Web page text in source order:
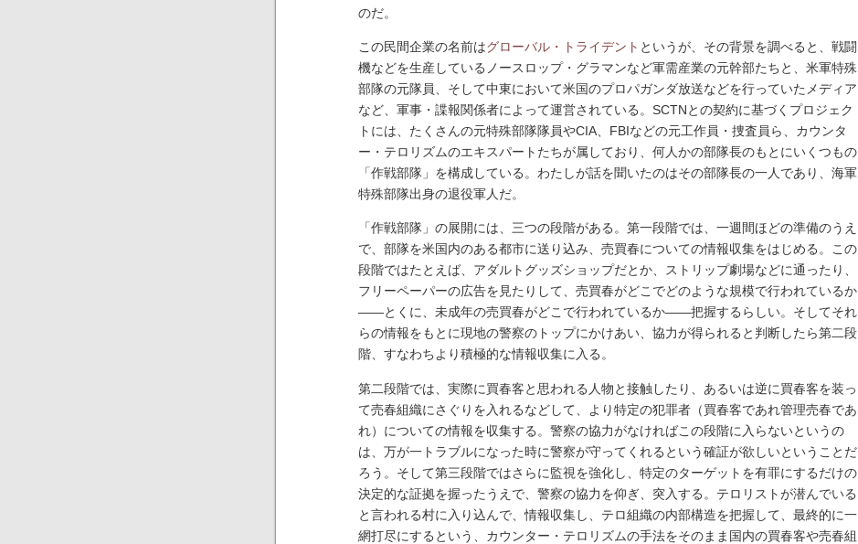
のだ。
この民間企業の名前はグローバル・トライデント というが、その背景を調べると、戦闘
機などを生産しているノースロップ・グラマンなど軍需産業の元幹部たちと、米軍特殊
部隊の元隊員、そして中東において米国のプロパガンダ放送などを行っていたメディア
など、軍事・諜報関係者によって運営されている。SCTNとの契約に基づくプロジェク
トには、たくさんの元特殊部隊隊員やCIA、FBIなどの元工作員・捜査員ら、カウンタ
ー・テロリズムのエキスパートたちが属しており、何人かの部隊長のもとにいくつもの
「作戦部隊」を構成している。わたしが話を聞いたのはその部隊長の一人であり、海軍
特殊部隊出身の退役軍人だ。
「作戦部隊」の展開には、三つの段階がある。第一段階では、一週間ほどの準備のうえ
で、部隊を米国内のある都市に送り込み、売買春についての情報収集をはじめる。この
段階ではたとえば、アダルトグッズショップだとか、ストリップ劇場などに通ったり、
フリーペーパーの広告を見たりして、売買春がどこでどのような規模で行われているか
――とくに、未成年の売買春がどこで行われているか――把握するらしい。そしてそれ
らの情報をもとに現地の警察のトップにかけあい、協力が得られると判断したら第二段
階、すなわちより積極的な情報収集に入る。
第二段階では、実際に買春客と思われる人物と接触したり、あるいは逆に買春客を装っ
て売春組織にさぐりを入れるなどして、より特定の犯罪者（買春客であれ管理売春であ
れ）についての情報を収集する。警察の協力がなければこの段階に入らないというの
は、万が一トラブルになった時に警察が守ってくれるという確証が欲しいということだ
ろう。そして第三段階ではさらに監視を強化し、特定のターゲットを有罪にするだけの
決定的な証拠を握ったうえで、警察の協力を仰ぎ、突入する。テロリストが潜んでいる
と言われる村に入り込んで、情報収集し、テロ組織の内部構造を把握して、最終的に一
網打尽にするという、カウンター・テロリズムの手法をそのまま国内の買春客や売春組